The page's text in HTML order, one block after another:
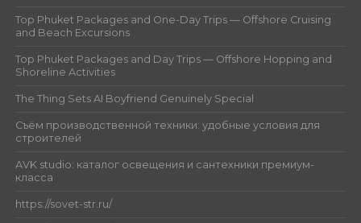
Top Phuket Packages and One-Day Trips — Offshore Cruising
and Beach Excursions
Top Phuket Packages and Day Trips — Offshore Hopping and
Shoreline Activities
The Thing Sets AI Boyfriend Genuinely Special
Съём производственной техники: удобные условия для
строителей
AVK studio: каталог освещения и сантехники премиум-
класса
https://sovet-str.ru/